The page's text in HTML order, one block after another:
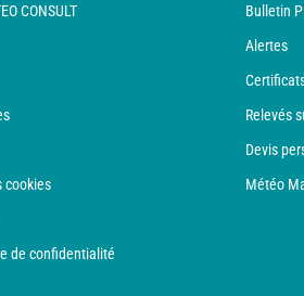
CONSULT
cookies
de confidentialité
Bulletin
Alertes
Relevés
Devis
Météo